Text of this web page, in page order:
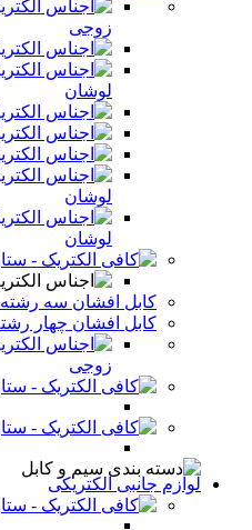
زوجی
لوشان
لوشان
لوشان
کابل افشان سه رشته
کابل افشان چهار
زوجی
لوازم جانبی الکتریکی